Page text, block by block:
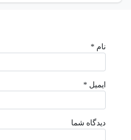
نام *
ایمیل *
دیدگاه شما